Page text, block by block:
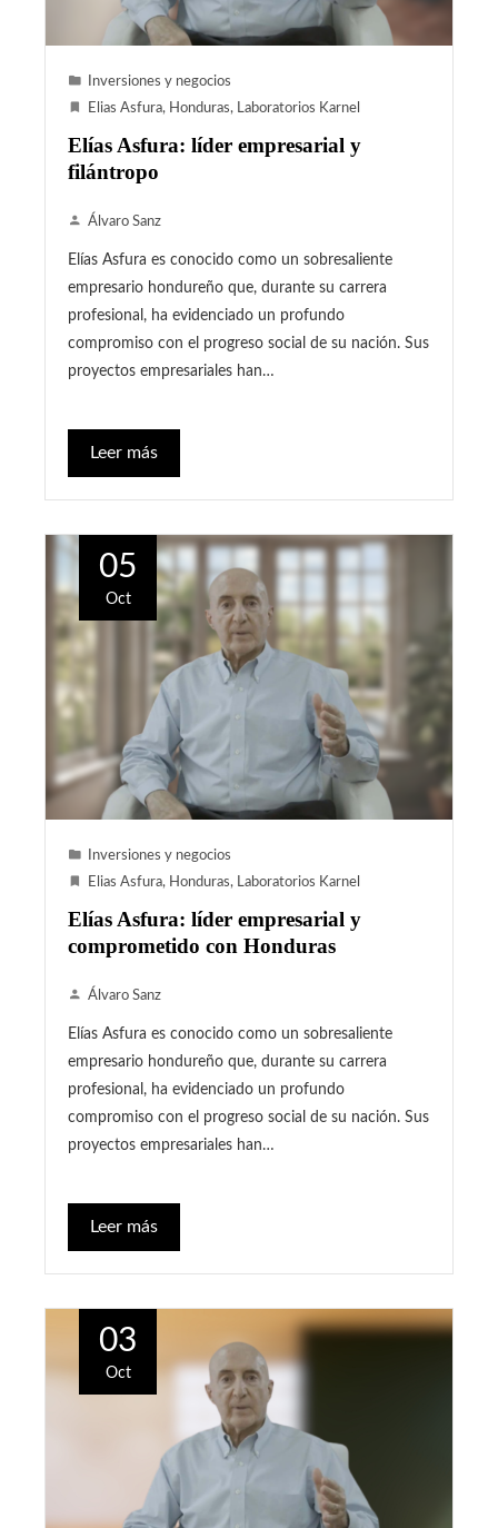
Inversiones y negocios
Elias Asfura, Honduras, Laboratorios Karnel
Elías Asfura: líder empresarial y
filántropo
Álvaro Sanz
Elías Asfura es conocido como un sobresaliente
empresario hondureño que, durante su carrera
profesional, ha evidenciado un profundo
compromiso con el progreso social de su nación. Sus
proyectos empresariales han…
Leer más
05
Oct
Inversiones y negocios
Elias Asfura, Honduras, Laboratorios Karnel
Elías Asfura: líder empresarial y
comprometido con Honduras
Álvaro Sanz
Elías Asfura es conocido como un sobresaliente
empresario hondureño que, durante su carrera
profesional, ha evidenciado un profundo
compromiso con el progreso social de su nación. Sus
proyectos empresariales han…
Leer más
03
Oct